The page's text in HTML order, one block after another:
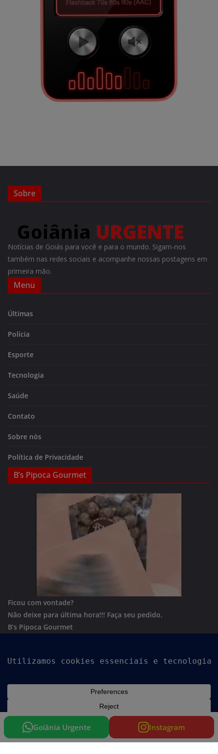
Sobre
Notícias de Goiás para você e para o mundo. Sigam-nos
também nas redes sociais e acompanhe nossas postagens em
primeira mão.
Menu
Últimas
Polícia
Esporte
Tecnologia
Saúde
Contato
Sobre nós
Política de Privacidade
B’s Pipoca Gourmet
Ficou com vontade?
Não deixe para última hora!!! Faça seu pedido.
B’s Pipoca Gourmet
reservados.
Tema:ColorMagpor ThemeGrill. Powered byWordPress
Goiânia Urgente Instagram